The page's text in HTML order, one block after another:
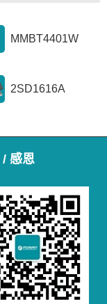
MMBT4401W
2SD1616A
感恩